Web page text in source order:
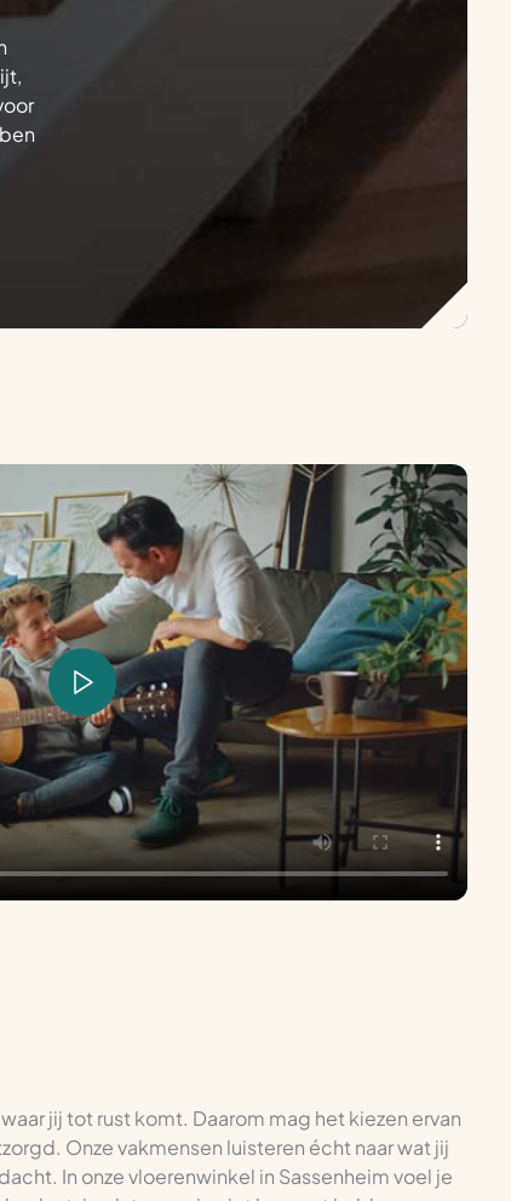
jij tot rust komt. Daarom mag het kiezen ervan
Onze vakmensen luisteren écht naar wat jij
In onze vloerenwinkel in Sassenheim voel je